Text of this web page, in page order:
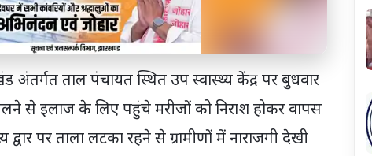
अंतर्गत ताल पंचायत स्थित उप स्वास्थ्य केंद्र पर बुधवार
से इलाज के लिए पहुंचे मरीजों को निराश होकर वापस
द्वार पर ताला लटका रहने से ग्रामीणों में नाराजगी देखी